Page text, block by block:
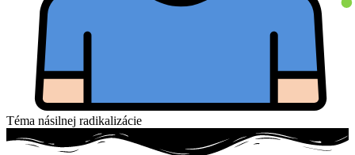
Téma násilnej radikalizácie